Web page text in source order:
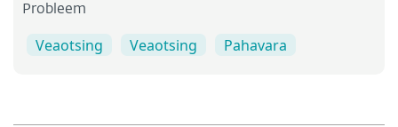
Probleem
Veaotsing Veaotsing Pahavara